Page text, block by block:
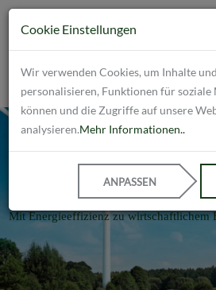
Die Chance der
Energiewende
Mit Energieeffizienz zu wirtschaftlichem
Cookie Einstellungen
Wir verwenden Cookies, um Inhalte
personalisieren, Funktionen für soziale
können und die Zugriffe auf unsere
analysieren.Mehr Informationen..
ANPASSEN